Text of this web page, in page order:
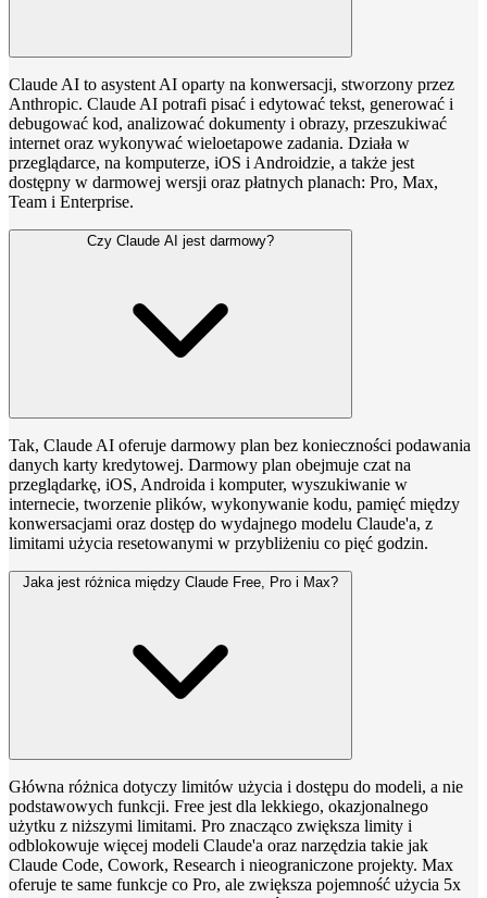
Claude AI to asystent AI oparty na konwersacji, stworzony przez
Anthropic. Claude AI potrafi pisać i edytować tekst, generować i
debugować kod, analizować dokumenty i obrazy, przeszukiwać
internet oraz wykonywać wieloetapowe zadania. Działa w
przeglądarce, na komputerze, iOS i Androidzie, a także jest
dostępny w darmowej wersji oraz płatnych planach: Pro, Max,
Team i Enterprise.
Czy Claude AI jest darmowy?
Tak, Claude AI oferuje darmowy plan bez konieczności podawania
danych karty kredytowej. Darmowy plan obejmuje czat na
przeglądarkę, iOS, Androida i komputer, wyszukiwanie w
internecie, tworzenie plików, wykonywanie kodu, pamięć między
konwersacjami oraz dostęp do wydajnego modelu Claude'a, z
limitami użycia resetowanymi w przybliżeniu co pięć godzin.
Jaka jest różnica między Claude Free, Pro i Max?
Główna różnica dotyczy limitów użycia i dostępu do modeli, a nie
podstawowych funkcji. Free jest dla lekkiego, okazjonalnego
użytku z niższymi limitami. Pro znacząco zwiększa limity i
odblokowuje więcej modeli Claude'a oraz narzędzia takie jak
Claude Code, Cowork, Research i nieograniczone projekty. Max
oferuje te same funkcje co Pro, ale zwiększa pojemność użycia 5x